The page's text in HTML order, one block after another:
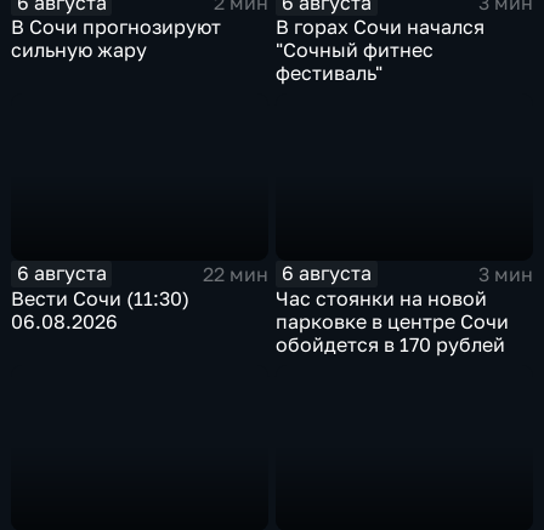
В Сочи прогнозируют
сильную жару
В горах Сочи начался
"Сочный фитнес
фестиваль"
6 августа
22 мин
Вести Сочи (11:30)
06.08.2026
6 августа
3 мин
Час стоянки на новой
парковке в центре Сочи
обойдется в 170 рублей